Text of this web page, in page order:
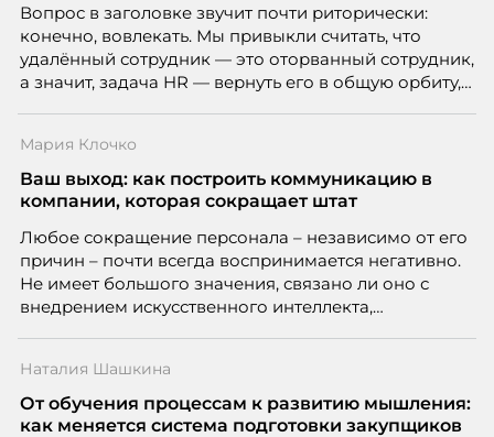
Вопрос в заголовке звучит почти риторически:
конечно, вовлекать. Мы привыкли считать, что
удалённый сотрудник — это оторванный сотрудник,
а значит, задача HR — вернуть его в общую орбиту,
вовлечения, стоит остановиться на неудобном
факте: данные говорят ровно обратное тому, что
подсказывает интуиция. Автор свежего выпуска
People Analytics, приглашённый лектор НИУ ВШЭ и
МИФИ, автор книги «Дао женской карьеры».
Мария Клочко
Ваш выход: как построить коммуникацию в
компании, которая сокращает штат
Любое сокращение персонала – независимо от его
причин – почти всегда воспринимается негативно.
Не имеет большого значения, связано ли оно с
внедрением искусственного интеллекта,
структуры компании. Для сотрудников сокращения
означают потерю стабильности, а для внешнего
рынка становятся сигналом о возможных
Наталия Шашкина
От обучения процессам к развитию мышления:
как меняется система подготовки закупщиков